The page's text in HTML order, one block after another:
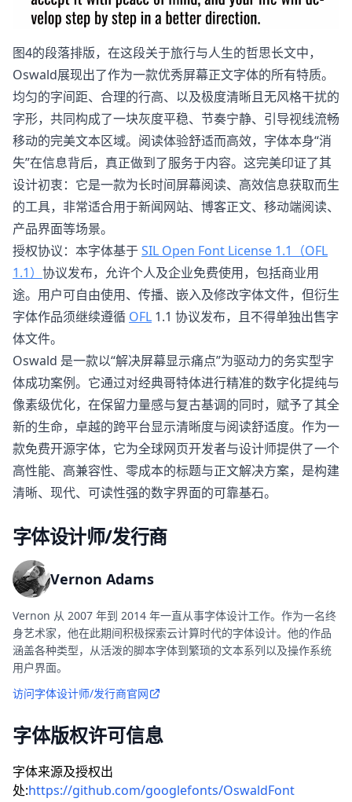
图4的段落排版，在这段关于旅行与人生的哲思长文中，
Oswald展现出了作为一款优秀屏幕正文字体的所有特质。
均匀的字间距、合理的行高、以及极度清晰且无风格干扰的
字形，共同构成了一块灰度平稳、节奏宁静、引导视线流畅
移动的完美文本区域。阅读体验舒适而高效，字体本身“消
失”在信息背后，真正做到了服务于内容。这完美印证了其
设计初衷：它是一款为长时间屏幕阅读、高效信息获取而生
的工具，非常适合用于新闻网站、博客正文、移动端阅读、
产品界面等场景。
授权协议：本字体基于SIL Open Font License 1.1（OFL
1.1） 协议发布，允许个人及企业免费使用，包括商业用
途。用户可自由使用、传播、嵌入及修改字体文件，但衍生
字体作品须继续遵循 OFL 1.1 协议发布，且不得单独出售字
体文件。
Oswald 是一款以“解决屏幕显示痛点”为驱动力的务实型字
体成功案例。它通过对经典哥特体进行精准的数字化提纯与
像素级优化，在保留力量感与复古基调的同时，赋予了其全
新的生命，卓越的跨平台显示清晰度与阅读舒适度。作为一
款免费开源字体，它为全球网页开发者与设计师提供了一个
高性能、高兼容性、零成本的标题与正文解决方案，是构建
清晰、现代、可读性强的数字界面的可靠基石。
字体设计师/发行商
Vernon Adams
Vernon 从 2007 年到 2014 年一直从事字体设计工作。作为一名终
身艺术家，他在此期间积极探索云计算时代的字体设计。他的作品
涵盖各种类型，从活泼的脚本字体到繁琐的文本系列以及操作系统
用户界面。
访问字体设计师/发行商官网
字体版权许可信息
字体来源及授权出
处:https://github.com/googlefonts/OswaldFont